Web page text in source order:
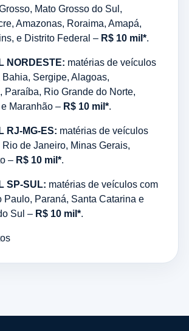
Mato Grosso do Sul,
Amazonas, Roraima, Amapá,
e Distrito Federal – R$ 10 mil*.
NORDESTE: matérias de veículos
Sergipe, Alagoas,
Paraíba, Rio Grande do Norte,
Maranhão – R$ 10 mil*.
RJ-MG-ES: matérias de veículos
de Janeiro, Minas Gerais,
– R$ 10 mil*.
SP-SUL: matérias de veículos com
Paulo, Paraná, Santa Catarina e
Sul – R$ 10 mil*.